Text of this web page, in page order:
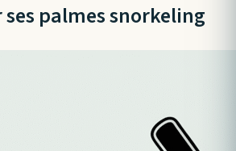
palmes snorkeling